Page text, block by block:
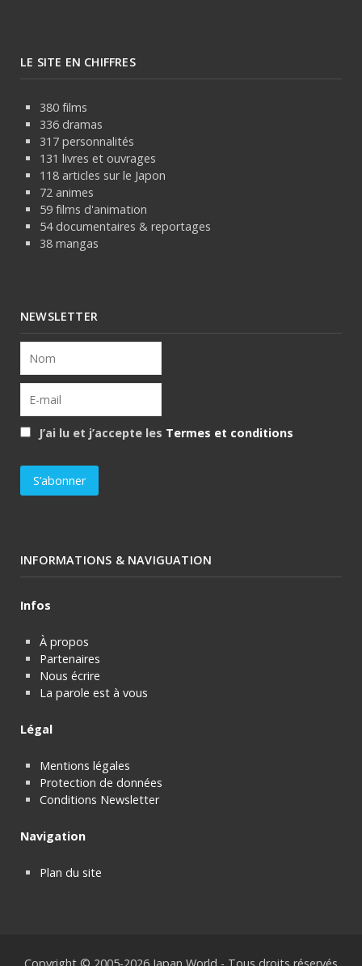
LE SITE EN CHIFFRES
380 films
336 dramas
317 personnalités
131 livres et ouvrages
118 articles sur le Japon
72 animes
59 films d'animation
54 documentaires & reportages
38 mangas
NEWSLETTER
J’ai lu et j’accepte les Termes et conditions
INFORMATIONS & NAVIGUATION
Infos
À propos
Partenaires
Nous écrire
La parole est à vous
Légal
Mentions légales
Protection de données
Conditions Newsletter
Navigation
Plan du site